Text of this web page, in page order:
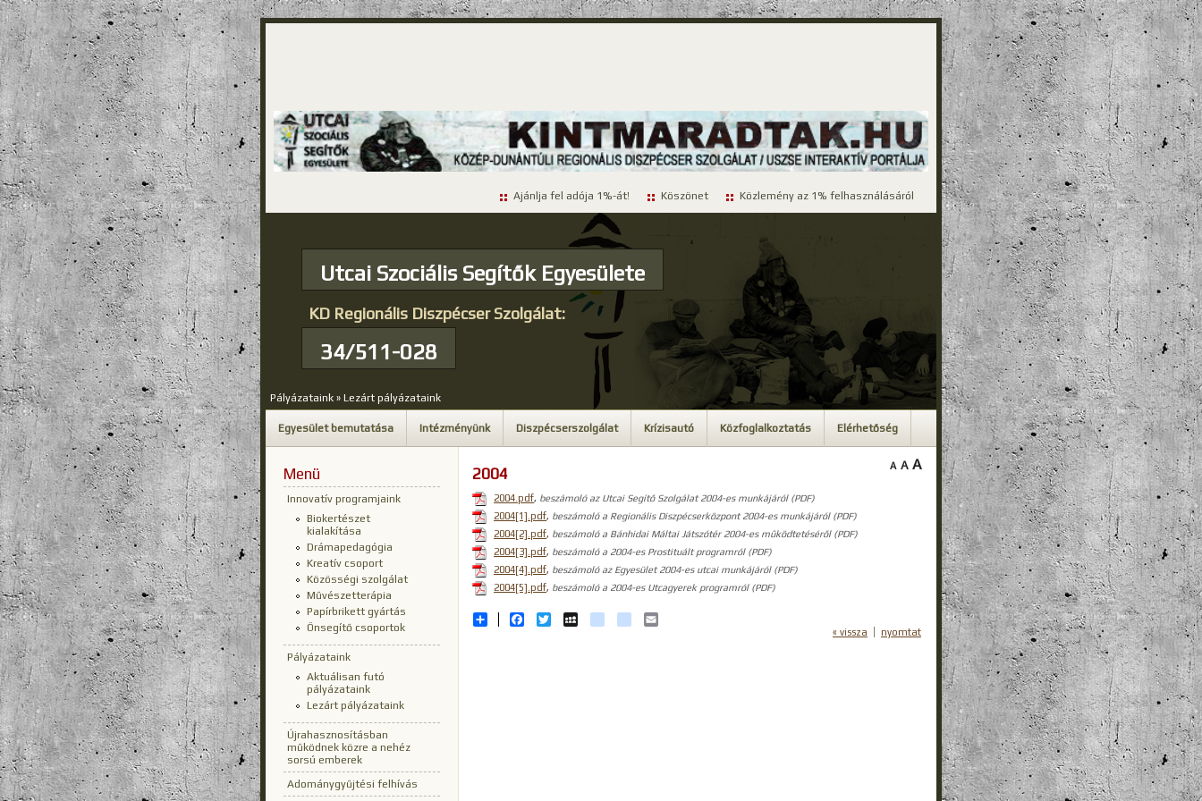
Ajánlja fel adója 1%-át! Köszönet Közlemény az 1% felhasználásáról
Utcai Szociális Segítők Egyesülete
KD Regionális Diszpécser Szolgálat:
34/511-028
Pályázataink » Lezárt pályázataink
Egyesület bemutatása Intézményünk Diszpécserszolgálat Krízisautó Közfoglalkoztatás Elérhetőség
Menü
Innovatív programjaink
Biokertészet
kialakítása
Drámapedagógia
Kreatív csoport
Közösségi szolgálat
Művészetterápia
Papírbrikett gyártás
Önsegítő csoportok
Pályázataink
Aktuálisan futó
pályázataink
Lezárt pályázataink
Újrahasznosításban
működnek közre a nehéz
sorsú emberek
Adománygyűjtési felhívás
A A A
2004
2004.pdf, beszámoló az Utcai Segítő Szolgálat 2004-es munkájáról (PDF)
2004[1].pdf, beszámoló a Regionális Diszpécserközpont 2004-es munkájáról (PDF)
2004[2].pdf, beszámoló a Bánhidai Máltai Játszótér 2004-es működtetéséről (PDF)
2004[3].pdf, beszámoló a 2004-es Prostituált programról (PDF)
2004[4].pdf, beszámoló az Egyesület 2004-es utcai munkájáról (PDF)
2004[5].pdf, beszámoló a 2004-es Utcagyerek programról (PDF)
Share Facebook
Twitter hotmail
nyomtat
« vissza